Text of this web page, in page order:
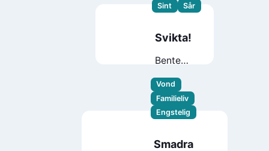
Sint
Sår
Svikta!
Bente
Vond
Familieliv
Engstelig
Smadra